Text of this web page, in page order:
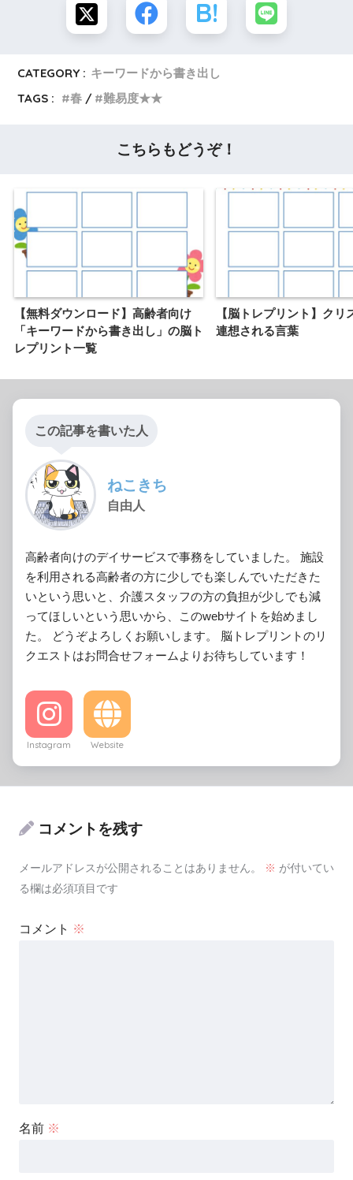
CATEGORY : キーワードから書き出し
TAGS :
春 難易度★★
こちらもどうぞ！
【無料ダウンロード】高齢者向け
「キーワードから書き出し」の脳ト
レプリント一覧
【脳トレプリント】クリ
連想される言葉
この記事を書いた人
ねこきち
自由人
高齢者向けのデイサービスで事務をしていました。 施設
を利用される高齢者の方に少しでも楽しんでいただきた
いという思いと、介護スタッフの方の負担が少しでも減
ってほしいという思いから、このwebサイトを始めまし
た。 どうぞよろしくお願いします。 脳トレプリントのリ
クエストはお問合せフォームよりお待ちしています！
Instagram Website
コメントを残す
メールアドレスが公開されることはありません。 ※ が付いてい
る欄は必須項目です
コメント ※
名前 ※